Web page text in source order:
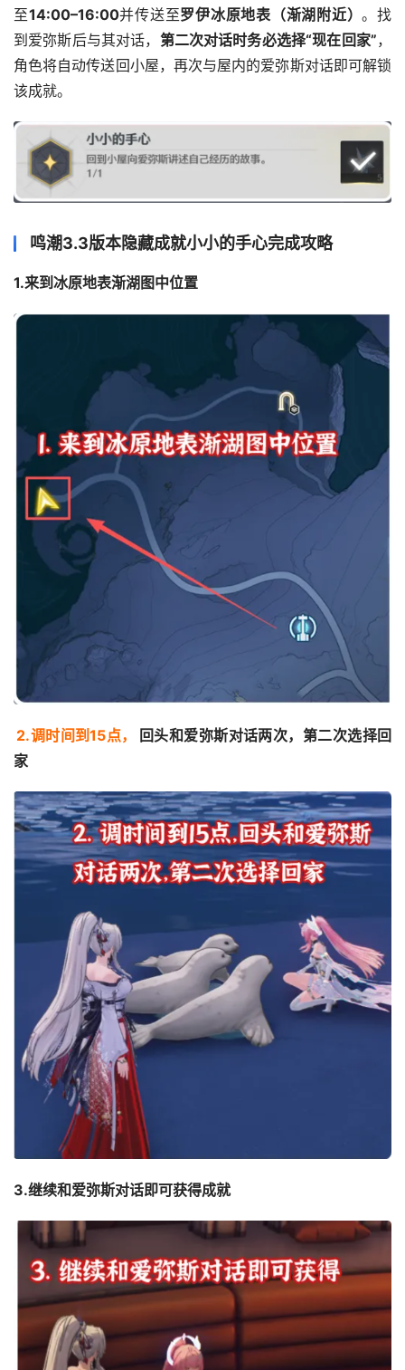
至14:00–16:00并传送至罗伊冰原地表（渐湖附近）。找
到爱弥斯后与其对话， 第二次对话时务必选择“现在回家”，
角色将自动传送回小屋，再次与屋内的爱弥斯对话即可解锁
该成就。
鸣潮3.3版本隐藏成就小小的手心完成攻略
1.来到冰原地表渐湖图中位置
2.调时间到15点，
回头和爱弥斯对话两次，第二次选择回
家
3.继续和爱弥斯对话即可获得成就